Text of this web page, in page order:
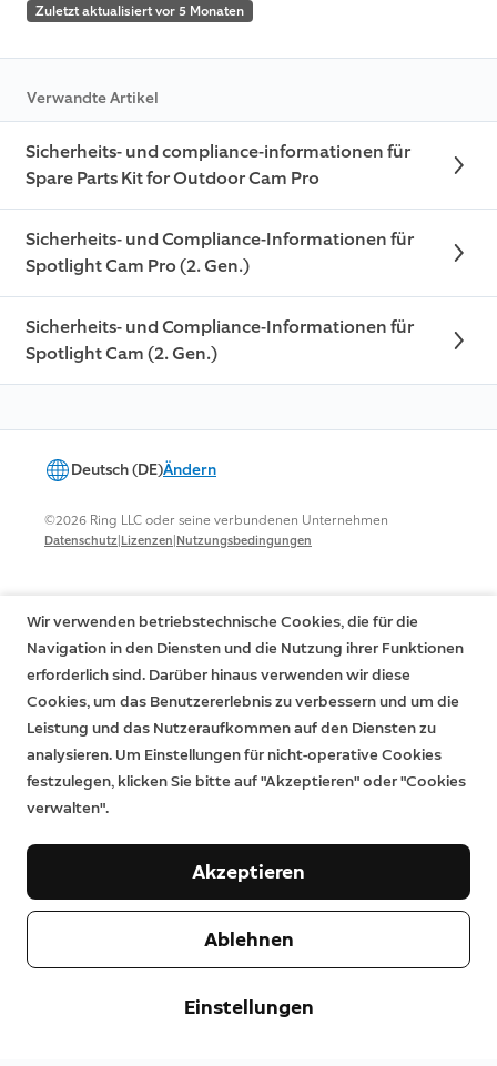
Zuletzt aktualisiert vor 5 Monaten
Verwandte Artikel
Sicherheits- und compliance-informationen für
Spare Parts Kit for Outdoor Cam Pro
Sicherheits- und Compliance-Informationen für
Spotlight Cam Pro (2. Gen.)
Sicherheits- und Compliance-Informationen für
Spotlight Cam (2. Gen.)
Deutsch (DE)Ändern
©2026 Ring LLC oder seine verbundenen Unternehmen
Datenschutz|Lizenzen|Nutzungsbedingungen
Wir verwenden betriebstechnische Cookies, die für die
Navigation in den Diensten und die Nutzung ihrer Funktionen
erforderlich sind. Darüber hinaus verwenden wir diese
Cookies, um das Benutzererlebnis zu verbessern und um die
Leistung und das Nutzeraufkommen auf den Diensten zu
analysieren. Um Einstellungen für nicht-operative Cookies
festzulegen, klicken Sie bitte auf "Akzeptieren" oder "Cookies
verwalten".
Einstellungen
Ablehnen
Akzeptieren